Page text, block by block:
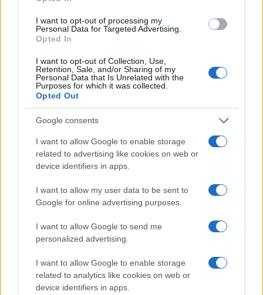
I want to opt-out of processing my
Personal Data for Targeted Advertising.
Opted In
I want to opt-out of Collection, Use,
Retention, Sale, and/or Sharing of my
Personal Data that Is Unrelated with the
Purposes for which it was collected.
Opted Out
Google consents
I want to allow Google to enable storage
related to advertising like cookies on web or
device identifiers in apps.
I want to allow my user data to be sent to
Google for online advertising purposes.
I want to allow Google to send me
personalized advertising.
I want to allow Google to enable storage
related to analytics like cookies on web or
device identifiers in apps.
Vir: LURA
Opozorilo:Po 297. členu Kazenskega zakonika je
posameznik kazensko odgovoren za javno spodbujanje
rasističnimi, diskriminatornimi ali nezakonitimi vsebinami bodo
odstranjeni. Pravila komentiranja →
Ravne na Koroškem
Ključne besede:
brezplačno predavanje